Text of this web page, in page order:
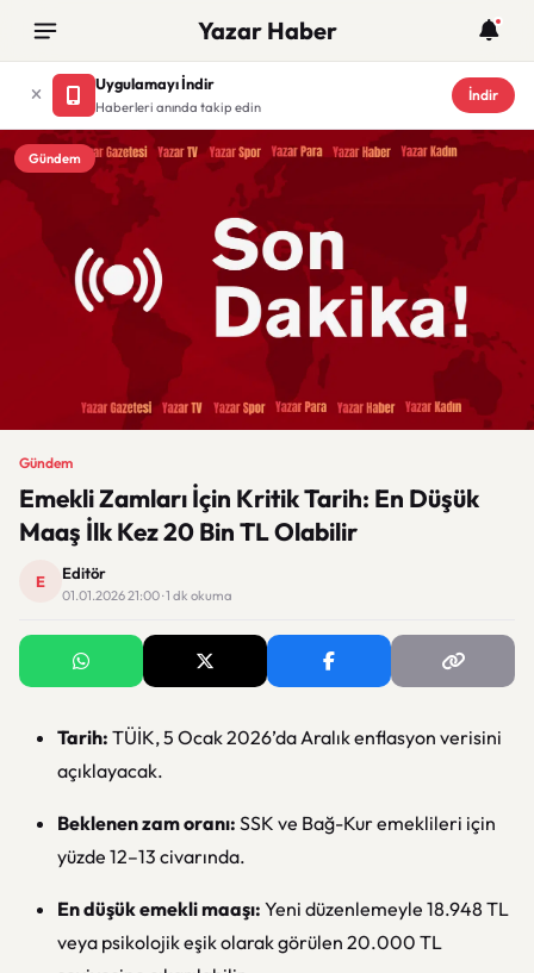
Yazar Haber
Uygulamayı İndir
Haberleri anında takip edin
İndir
Gündem
Gündem
Emekli Zamları İçin Kritik Tarih: En Düşük
Maaş İlk Kez 20 Bin TL Olabilir
E Editör
01.01.2026 21:00 · 1 dk okuma
Tarih: TÜİK, 5 Ocak 2026’da Aralık enflasyon verisini
açıklayacak.
Beklenen zam oranı: SSK ve Bağ-Kur emeklileri için
yüzde 12–13 civarında.
En düşük emekli maaşı: Yeni düzenlemeyle 18.948 TL
veya psikolojik eşik olarak görülen 20.000 TL